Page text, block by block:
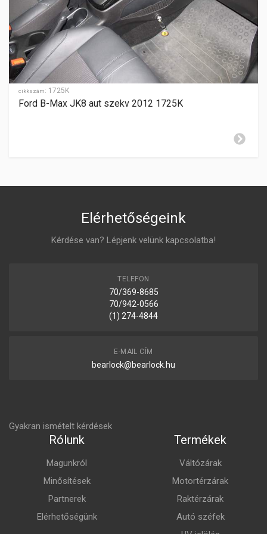
SEBESSÉGFOKOZATOK
-
HÁTRAMENET
-
GYÁRTÁSI ÉV
2015-
cikkszám: 1725K
Ford B-Max JK8 aut szekv 2012 1725K
Elérhetőségeink
Kérdése van? Lépjenk velünk kapcsolatba!
TELEFON
70/369-8685
70/942-0566
(1) 274-4844
E-MAIL CÍM
bearlock@bearlock.hu
Gyakran ismételt kérdések
Rólunk
Magunkról
Minősítések
Partnerek
Elérhetőségünk
Termékek
Váltózárak
Motortérzárak
Raktérzárak
Autó széfek